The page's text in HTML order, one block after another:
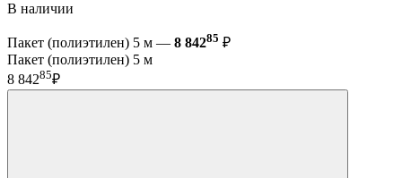
В наличии
Пакет (полиэтилен) 5 м — 8 84285 ₽
Пакет (полиэтилен) 5 м
8 84285₽